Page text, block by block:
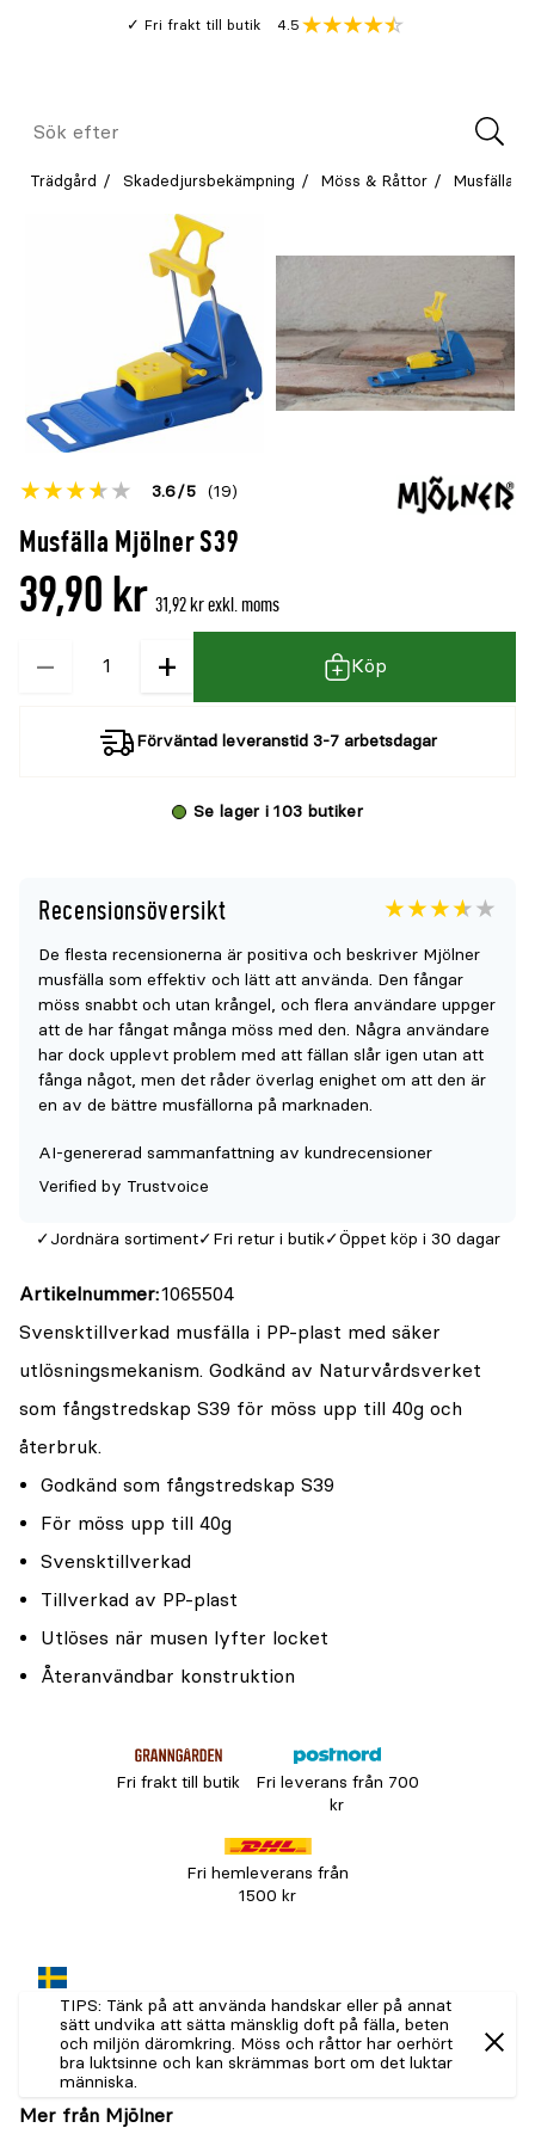
Fri frakt till butik
Genomsnitt
4.5
Meny
Sök
Trädgård Skadedjursbekämpning Möss & Råttor Musfälla
Musfälla Mjölner S39
Betyget
denna
{0}
3.6 5 (19)
Öppna
39,90 kr 31,92 kr exkl. moms
−
Kvantitet + Köp
Förväntad leveranstid 3-7 arbetsdagar
Se lager i 103 butiker
Recensionsöversikt
Betyget
för
denna
produkt
är
{0}
5
3.6
5
De flesta recensionerna är positiva och beskriver Mjölner
musfälla som effektiv och lätt att använda. Den fångar
möss snabbt och utan krångel, och flera användare uppger
att de har fångat många möss med den. Några användare
har dock upplevt problem med att fällan slår igen utan att
fånga något, men det råder överlag enighet om att den är
en av de bättre musfällorna på marknaden.
AI-genererad sammanfattning av kundrecensioner
Verified by Trustvoice
Jordnära sortiment Fri retur i butik Öppet köp i 30 dagar
Artikelnummer 1065504
Svensktillverkad musfälla i PP-plast med säker
utlösningsmekanism. Godkänd av Naturvårdsverket
som fångstredskap S39 för möss upp till 40g och
återbruk.
Godkänd som fångstredskap S39
För möss upp till 40g
Svensktillverkad
Tillverkad av PP-plast
Utlöses när musen lyfter locket
Återanvändbar konstruktion
Fri frakt till butik
Fri leverans från 700
kr
Fri hemleverans från
1500 kr
TIPS: Tänk på att använda handskar eller på annat
sätt undvika att sätta mänsklig doft på fälla, beten
och miljön däromkring. Möss och råttor har oerhört
bra luktsinne och kan skrämmas bort om det luktar
människa.
Mer från Mjölner